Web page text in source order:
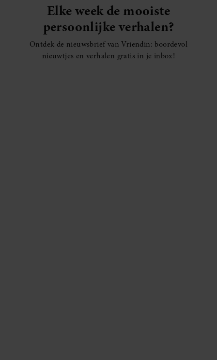
Elke week de mooiste
persoonlijke verhalen?
Ontdek de nieuwsbrief van Vriendin: boordevol
nieuwtjes en verhalen gratis in je inbox!